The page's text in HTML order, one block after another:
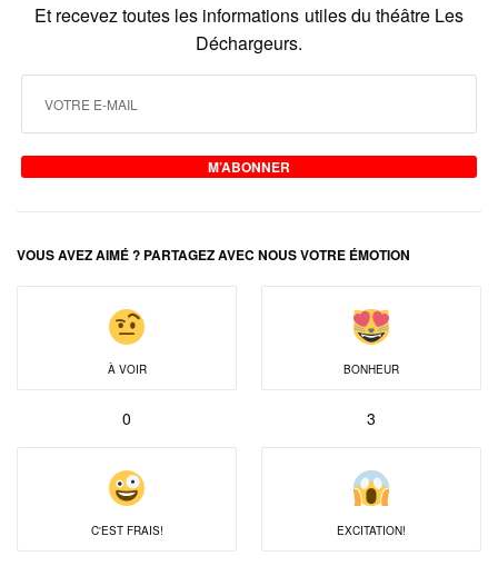
Et recevez toutes les informations utiles du théâtre Les
Déchargeurs.
M’ABONNER
VOUS AVEZ AIMÉ ? PARTAGEZ AVEC NOUS VOTRE ÉMOTION
À VOIR
0
BONHEUR
3
C'EST FRAIS! EXCITATION!